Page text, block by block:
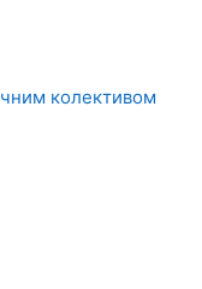
колективом